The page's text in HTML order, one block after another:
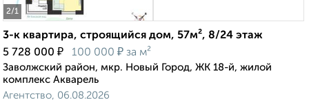
2/1
3-к квартира, строящийся дом, 57м², 8/24 этаж
5 728 000 ₽ 100 000 ₽ за м²
Заволжский район, мкр. Новый Город, ЖК 18-й, жилой
комплекс Акварель
Агентство, 06.08.2026